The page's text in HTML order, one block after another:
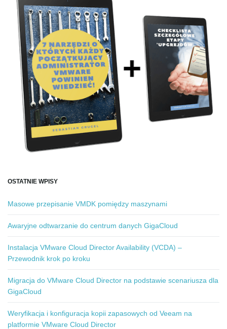
OSTATNIE WPISY
Masowe przepisanie VMDK pomiędzy maszynami
Awaryjne odtwarzanie do centrum danych GigaCloud
Instalacja VMware Cloud Director Availability (VCDA) –
Przewodnik krok po kroku
Migracja do VMware Cloud Director na podstawie scenariusza dla
GigaCloud
Weryfikacja i konfiguracja kopii zapasowych od Veeam na
platformie VMware Cloud Director